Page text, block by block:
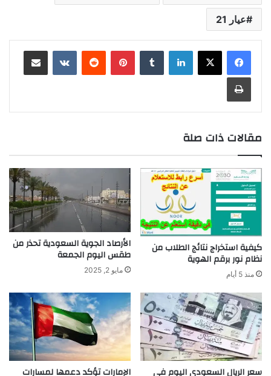
عيار 21
لينكدإن بينتيريست مشاركة عبر البريد
طباعة
مقالات ذات صلة
كيفية استخراج نتائج الطلاب من
نظام نور برقم الهوية
منذ 5 أيام
الأرصاد الجوية السعودية تحذر من
طقس اليوم الجمعة
مايو 2, 2025
سعر الريال السعودي اليوم في الإمارات تؤكد دعمها لمسارات